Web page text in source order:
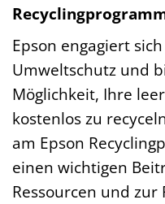
Epson engagiert
Umweltschutz und
Möglichkeit, Ihre
kostenlos zu
am Epson
einen wichtigen
Ressourcen und zur